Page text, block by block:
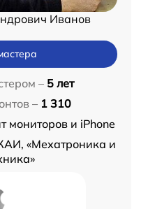
Иванов
– 5 лет
– 1 310
мониторов и iPhone
«Мехатроника и